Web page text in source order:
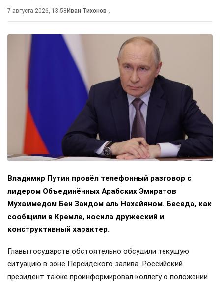
7 августа 2026, 13:58 Иван Тихонов ,
Владимир Путин провёл телефонный разговор с
лидером Объединённых Арабских Эмиратов
Мухаммедом Бен Заидом аль Нахайяном. Беседа, как
сообщили в Кремле, носила дружеский и
конструктивный характер.
Главы государств обстоятельно обсудили текущую
ситуацию в зоне Персидского залива. Российский
президент также проинформировал коллегу о положении